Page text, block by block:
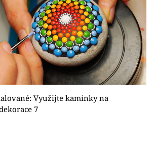
Využijte kamínky na
7